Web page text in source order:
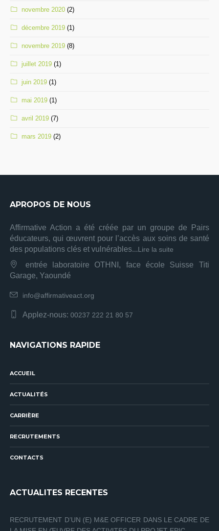
novembre 2020 (2)
décembre 2019 (1)
novembre 2019 (8)
juillet 2019 (1)
juin 2019 (1)
mai 2019 (1)
avril 2019 (7)
mars 2019 (2)
APROPOS DE NOUS
Affirmative Action a été créée par un groupe de Pairs
éducateurs, qui œuvrent pour l’accès aux soins de santé
des populations clés et vulnérables...Lire la suite
entrée laboratoire OTHNI, face école Suisse Titi
Garage, Yaoundé
info@affirmativeact.org
Applez-nous:00237 222 21 80 57
NAVIGATIONS RAPIDE
ACCUEIL
ACTUALITÉS
CARRIÈRE
RECRUTEMENTS
CONTACTS
ACTUALITES RECENTES
RECRUTEMENT D’UN (E) M&E OFFICER DANS LE CADRE DE